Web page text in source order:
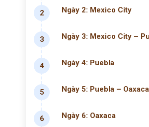
2 Ngày 2: Mexico City
3 Ngày 3: Mexico City –
4 Ngày 4: Puebla
5 Ngày 5: Puebla – Oaxaca
6 Ngày 6: Oaxaca